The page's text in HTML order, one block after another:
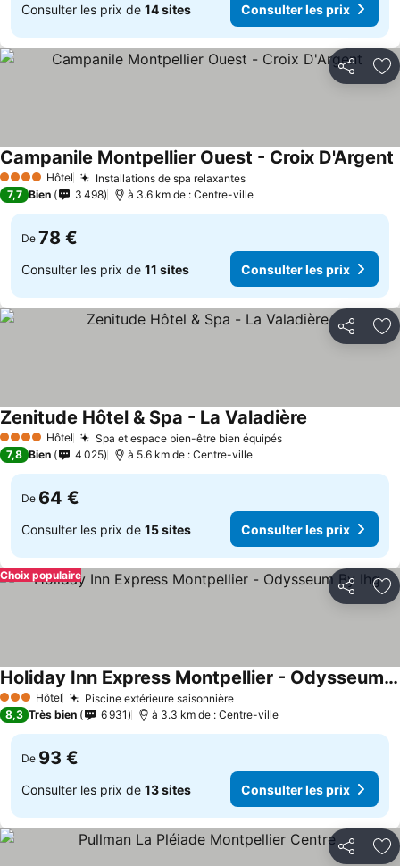
Consulter les prix de 14 sites Consulter les prix
Partager
4 Étoiles Hôtel Installations de spa relaxantesConsulter les prix
Campanile Montpellier Ouest - Croix D'Argent
7,7 Bien 3 498 à 3.6 km de : Centre-ville
De 78 €
Consulter les prix de 11 sites Consulter les prix
Partager
4 Étoiles Hôtel Spa et espace bien-être bien équipésConsulter les prix
Zenitude Hôtel & Spa - La Valadière
7,8 Bien 4 025 à 5.6 km de : Centre-ville
De 64 €
Consulter les prix de 15 sites Consulter les prix
Partager
Choix populaire
3 ÉtoilesHôtel Piscine extérieure saisonnièreConsulter les prix
Holiday Inn Express Montpellier - Odysseum By Ihg
Consulter les prix
8,3 Très bien 6 931 à 3.3 km de : Centre-ville
De 93 €
Consulter les prix de 13 sites Consulter les prix
Partager